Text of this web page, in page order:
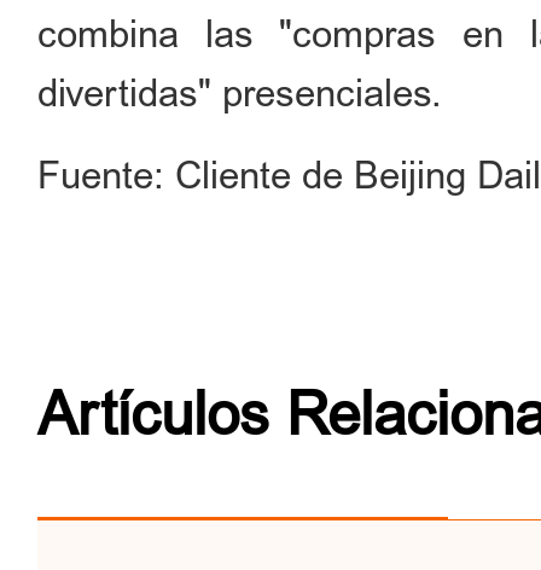
combina las "compras en
divertidas" presenciales.
Fuente: Cliente de Beijing
Artículos